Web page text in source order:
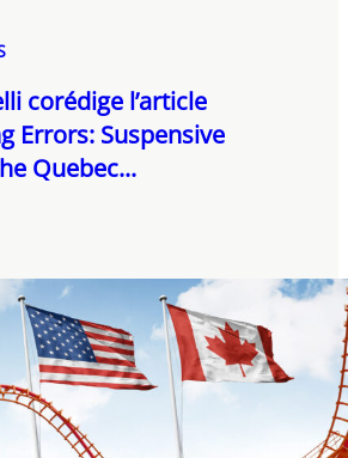
corédige l’article
Errors: Suspensive
Quebec...